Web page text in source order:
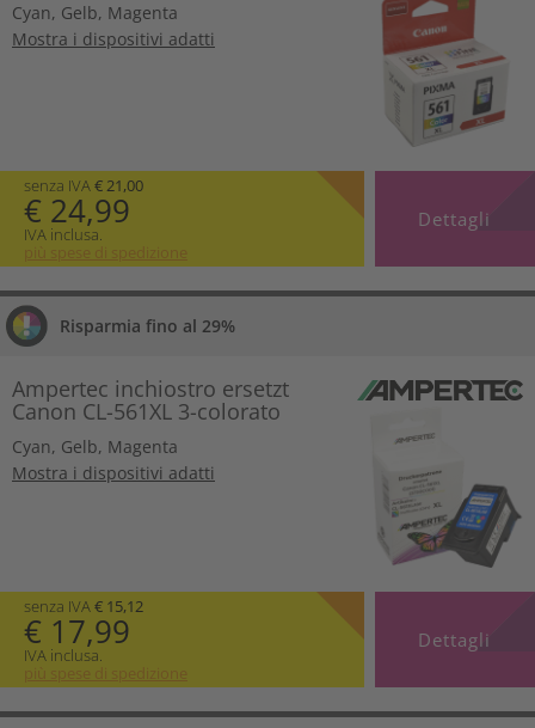
Cyan, Gelb, Magenta
Mostra i dispositivi adatti
senza IVA€ 21,00
€ 24,99
IVA inclusa.
più spese di spedizione
Dettagli
Risparmia fino al 29%
Ampertec inchiostro ersetzt
Canon CL-561XL 3-colorato
Cyan, Gelb, Magenta
Mostra i dispositivi adatti
senza IVA€ 15,12
€ 17,99
IVA inclusa.
più spese di spedizione
Dettagli